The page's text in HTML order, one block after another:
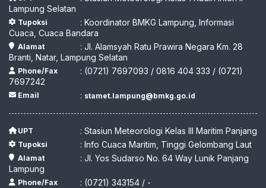
Lampung Selatan
Tupoksi
: Koordinator BMKG Lampung, Informasi
Cuaca, Cuaca Bandara
Alamat
: Jl. Alamsyah Ratu Prawira Negara Km. 28
Branti, Natar, Lampung Selatan
Phone/Fax
: (0721) 7697093 / 0816 404 333 / (0721)
7697242
Email : stamet.lampung@bmkg.go.id
UPT : Stasiun Meteorologi Kelas III Maritim Panjang
Tupoksi : Info Cuaca Maritim, Tinggi Gelombang Laut
Alamat
: Jl. Yos Sudarso No. 64 Way Lunik Panjang
Lampung
Phone/Fax : (0721) 343154 / -